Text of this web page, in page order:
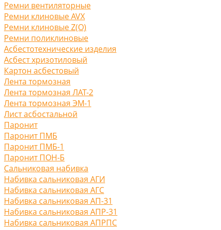
Ремни вентиляторные
Ремни клиновые AVX
Ремни клиновые Z(O)
Ремни поликлиновые
Асбестотехнические изделия
Асбест хризотиловый
Картон асбестовый
Лента тормозная
Лента тормозная ЛАТ-2
Лента тормозная ЭМ-1
Лист асбостальной
Паронит
Паронит ПМБ
Паронит ПМБ-1
Паронит ПОН-Б
Сальниковая набивка
Набивка сальниковая АГИ
Набивка сальниковая АГС
Набивка сальниковая АП-31
Набивка сальниковая АПР-31
Набивка сальниковая АПРПС